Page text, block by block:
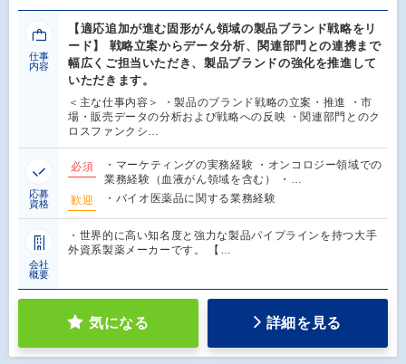
仕事
内容
【適応追加が進む固形がん領域の製品ブランド戦略をリ
ード】 戦略立案からデータ分析、関連部門との連携まで
幅広くご担当いただき、製品ブランドの強化を推進して
いただきます。
＜主な仕事内容＞ ・製品のブランド戦略の立案・推進 ・市
場・販売データの分析および戦略への反映 ・関連部門とのク
ロスファンクシ…
応募
資格
必須
・マーケティングの実務経験 ・オンコロジー領域での
業務経験（血液がん領域を含む） ・…
歓迎
・バイオ医薬品に関する業務経験
会社
概要
・世界的に高い知名度と強力な製品パイプラインを持つ大手
外資系製薬メーカーです。 【…
気になる 詳細を見る